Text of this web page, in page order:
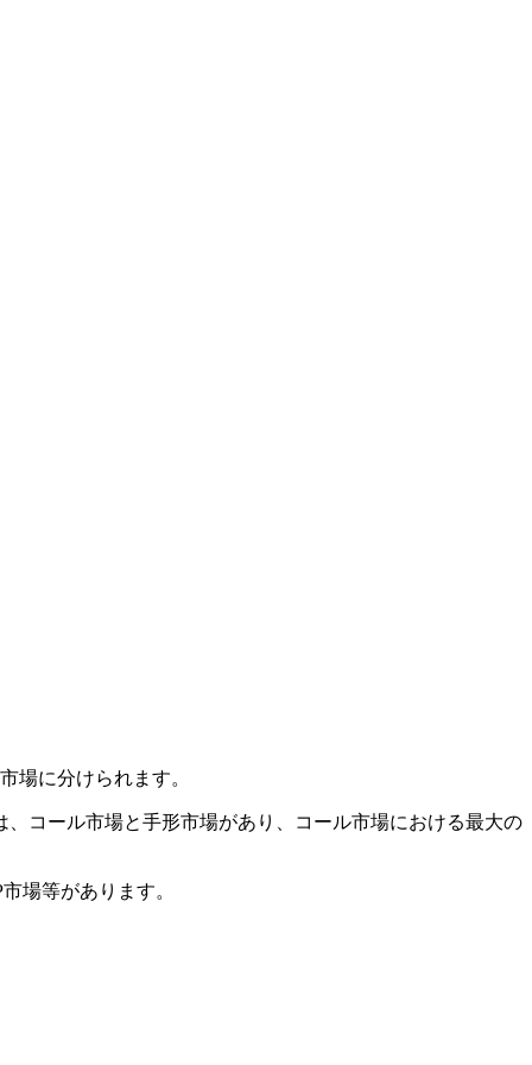
場に分けられます。
コール市場と手形市場があり、コール市場における最大の
場等があります。